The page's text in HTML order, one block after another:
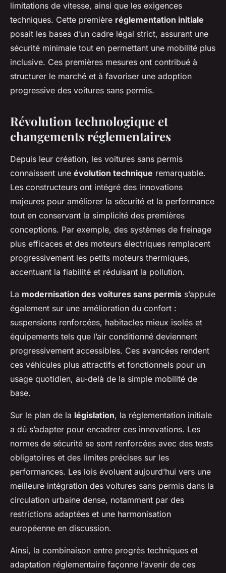
limitations de vitesse, ainsi que les exigences
techniques. Cette première réglementation initiale
posait les bases d’un cadre légal strict, assurant une
sécurité minimale tout en permettant une mobilité plus
inclusive. Ces premières mesures ont contribué à
structurer le marché et à favoriser une adoption
progressive des voitures sans permis.
Révolution technologique et
changements réglementaires
Depuis leur création, les voitures sans permis
connaissent une évolution technique remarquable.
Les constructeurs ont intégré des innovations
majeures pour améliorer la sécurité et la performance
tout en conservant la simplicité des premières
conceptions. Par exemple, des systèmes de freinage
plus efficaces et des moteurs électriques remplacent
progressivement les petits moteurs thermiques,
accentuant la fiabilité et réduisant la pollution.
La modernisation des voitures sans permis s’appuie
également sur une amélioration du confort :
suspensions renforcées, habitacles mieux isolés et
équipements tels que l’air conditionné deviennent
progressivement accessibles. Ces avancées rendent
ces véhicules plus attractifs et fonctionnels pour un
usage quotidien, au-delà de la simple mobilité de
base.
Sur le plan de la législation, la réglementation initiale
a dû s’adapter pour encadrer ces innovations. Les
normes de sécurité se sont renforcées avec des tests
obligatoires et des limites précises sur les
performances. Les lois évoluent aujourd’hui vers une
meilleure intégration des voitures sans permis dans la
circulation urbaine dense, notamment par des
restrictions adaptées et une harmonisation
européenne en discussion.
Ainsi, la combinaison entre progrès techniques et
adaptation réglementaire façonne l’avenir de ces